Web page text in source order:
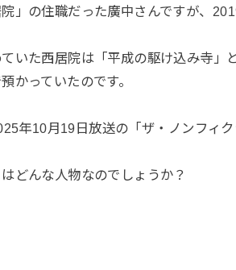
」の住職だった廣中さんですが、
いた西居院は「平成の駆け込み寺」
かっていたのです。
年10月19日放送の「ザ・ノンフィク
どんな人物なのでしょうか？